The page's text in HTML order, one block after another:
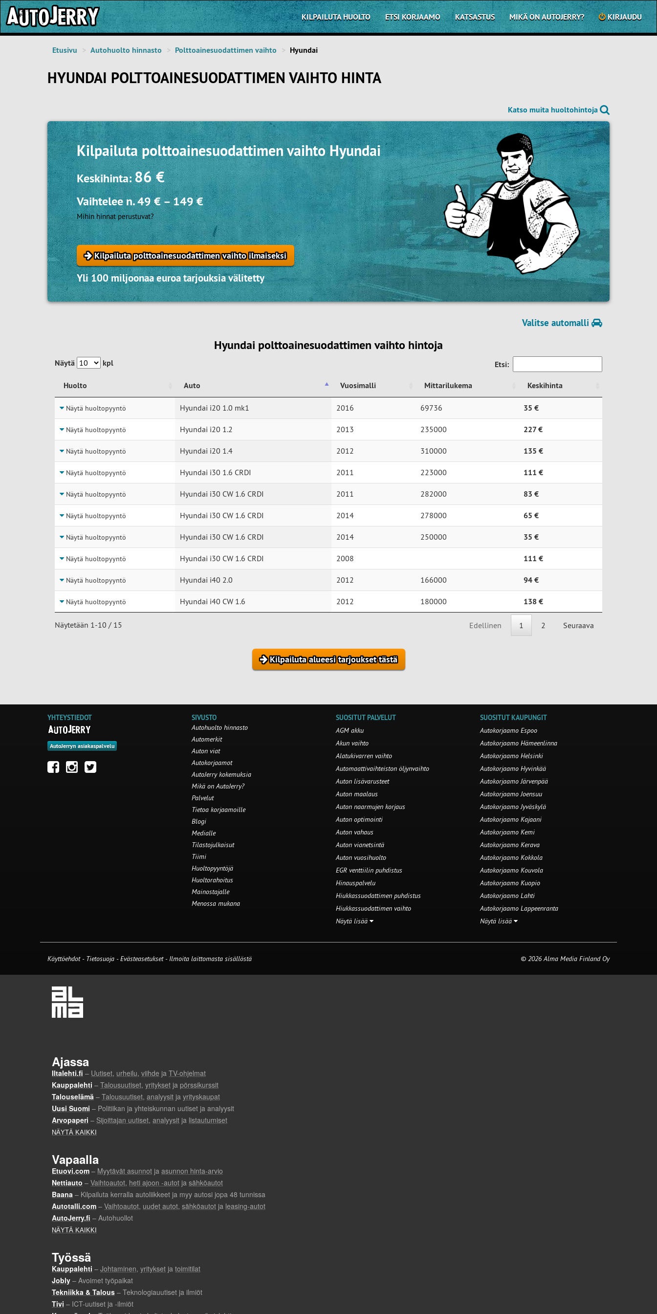
KILPAILUTA HUOLTO ETSI KORJAAMO KATSASTUS MIKÄ ON AUTOJERRY? KIRJAUDU
Etusivu Autohuolto hinnasto Polttoainesuodattimen vaihto Hyundai
HYUNDAI POLTTOAINESUODATTIMEN VAIHTO HINTA
Katso muita huoltohintoja
Kilpailutapolttoainesuodattimen vaihto Hyundai
Keskihinta:86 €
Vaihtelee n.49 €– 149 €
Mihin hinnat perustuvat?
Kilpailuta polttoainesuodattimen vaihto ilmaiseksi
Yli 100 miljoonaa euroa tarjouksia välitetty
Valitse automalli
Hyundai polttoainesuodattimen vaihto hintoja
Näytä kpl Etsi:
Huolto Auto Vuosimalli Mittarilukema
Keskihinta
Huolto
Auto Vuosimalli Mittarilukema Keskihinta
Näytä huoltopyyntö Hyundai i20 1.0 mk1 2016 69736 35 €
Näytä huoltopyyntö Hyundai i20 1.2 2013 235000 227 €
Näytä huoltopyyntö Hyundai i20 1.4 2012 310000 135 €
Näytä huoltopyyntö Hyundai i30 1.6 CRDI 2011 223000 111 €
Näytä huoltopyyntö Hyundai i30 CW 1.6 CRDI 2011 282000 83 €
Näytä huoltopyyntö Hyundai i30 CW 1.6 CRDI 2014 278000 65 €
Näytä huoltopyyntö Hyundai i30 CW 1.6 CRDI 2014 250000 35 €
Näytä huoltopyyntö Hyundai i30 CW 1.6 CRDI 2008 111 €
Näytä huoltopyyntö Hyundai i40 2.0 2012 166000 94 €
Näytä huoltopyyntö Hyundai i40 CW 1.6 2012 180000 138 €
Näytetään 1-10 / 15 Edellinen 1 2 Seuraava
Kilpailuta alueesi tarjoukset tästä
YHTEYSTIEDOT
AutoJerryn asiakaspalvelu
SIVUSTO
Autohuolto hinnasto
Automerkit
Auton viat
Autokorjaamot
AutoJerry kokemuksia
Mikä on AutoJerry?
Palvelut
Tietoa korjaamoille
Blogi
Medialle
Tilastojulkaisut
Tiimi
Huoltopyyntöjä
Huoltorahoitus
Mainostajalle
Menossa mukana
SUOSITUT PALVELUT
AGM akku
Akun vaihto
Alatukivarren vaihto
Automaattivaihteiston öljynvaihto
Auton lisävarusteet
Auton maalaus
Auton naarmujen korjaus
Auton optimointi
Auton vahaus
Auton vianetsintä
Auton vuosihuolto
EGR venttiilin puhdistus
Hinauspalvelu
Hiukkassuodattimen puhdistus
Hiukkassuodattimen vaihto
Näytä lisää
SUOSITUT KAUPUNGIT
Autokorjaamo Espoo
Autokorjaamo Hämeenlinna
Autokorjaamo Helsinki
Autokorjaamo Hyvinkää
Autokorjaamo Järvenpää
Autokorjaamo Joensuu
Autokorjaamo Jyväskylä
Autokorjaamo Kajaani
Autokorjaamo Kemi
Autokorjaamo Kerava
Autokorjaamo Kokkola
Autokorjaamo Kouvola
Autokorjaamo Kuopio
Autokorjaamo Lahti
Autokorjaamo Lappeenranta
Näytä lisää
Käyttöehdot - Tietosuoja -Evästeasetukset- Ilmoita laittomasta sisällöstä © 2026 Alma Media Finland Oy